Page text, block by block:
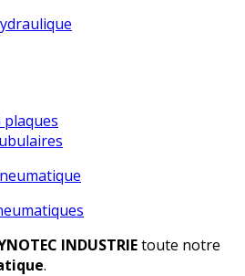
plaques
INDUSTRIEtoute notre
.